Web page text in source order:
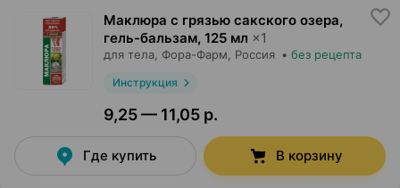
Маклюра с грязью сакского озера,
гель-бальзам, 125 мл ×1
для тела, Фора-Фарм , Россия • без рецепта
Инструкция
9,25 — 11,05 р.
Где купить В корзину